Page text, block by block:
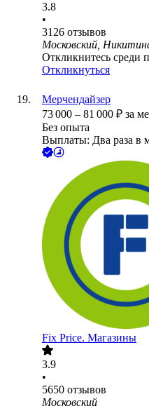
3.8
•
3126 отзывов
Московский,
Откликнитесь среди
Откликнуться
Мерчендайзер
73 000 – 81 000 ₽ за
Без опыта
Выплаты: Два раза в
Fix Price. Магазины
3.9
•
5650 отзывов
Московский